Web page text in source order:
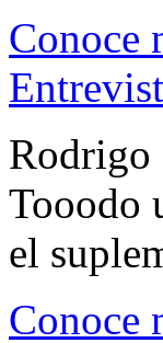
Conoce
Rodrigo
Tooodo
el
Conoce